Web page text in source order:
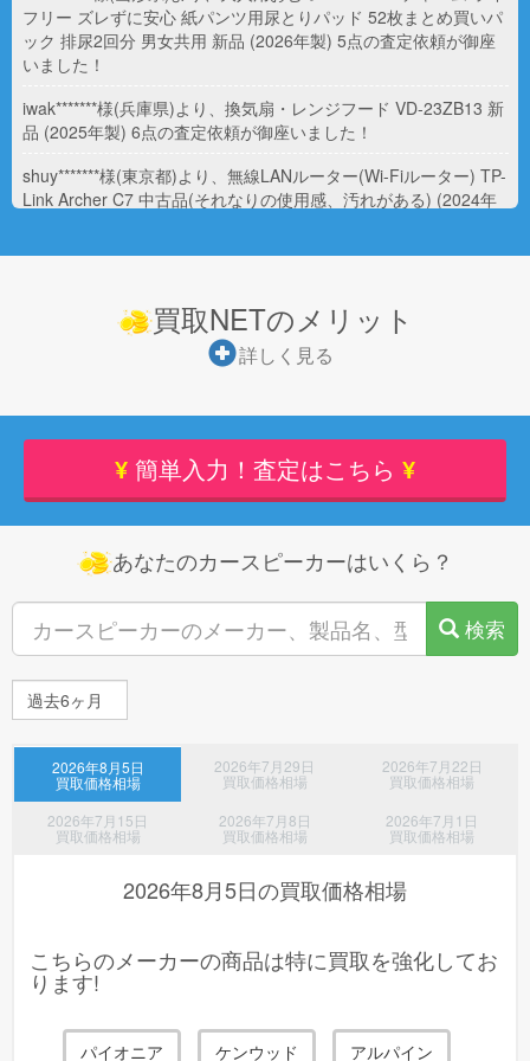
フリー ズレずに安心 紙パンツ用尿とりパッド 52枚まとめ買いパ
ック 排尿2回分 男女共用 新品 (2026年製) 5点の査定依頼が御座
いました！
iwak*******様(兵庫県)より、換気扇・レンジフード VD-23ZB13 新
品 (2025年製) 6点の査定依頼が御座いました！
shuy*******様(東京都)より、無線LANルーター(Wi-Fiルーター) TP-
Link Archer C7 中古品(それなりの使用感、汚れがある) (2024年
shuy*******様(東京都)より、無線LANルーター(Wi-Fiルーター)
free*******様(神奈川県)より、離乳食・ベビーフード レンジでチン
するハッピーレシピ たっぷり野菜のミートスパゲティ 新品6点
の査定依頼が御座いました！
するハッピーレシピ おやこどん風 新品4点の査定依頼が御座い
free*******様(神奈川県)より、離乳食・ベビーフード ◆キューピー
レンジでチン たっぷり野菜のチキンライス 9ヵ月頃〜 130g 新品
2点の査定依頼が御座いました！
free*******様(神奈川県)より、離乳食・ベビーフード レンジでチン
するハッピーレシピ まぐろと大根のわかめ入りごはん 新品1点
の査定依頼が御座いました！
redb*******様(東京都)より、大人用おむつ ライフリー リハビリパ
ンツ L 14枚入 新品 (2026年製) 4点の査定依頼が御座いました！
kuro*******様(茨城県)より、コーヒーメーカー HPM9640-PB 新品
(2026年製) 1点の査定依頼が御座いました！
t.m.*******様(東京都)より、ベビーカー 中古品(それなりの使用
感、汚れがある) (2021年製) 1点の査定依頼が御座いました！
態が良い) (2023年製) 1点の査定依頼が御座いました！
買取NETのメリット
詳しく見る
¥ 簡単入力！査定はこちら ¥
あなたのカースピーカーはいくら？
検索
2026年8月5日
買取価格相場
2026年7月29日
買取価格相場
2026年7月22日
買取価格相場
2026年7月15日
買取価格相場
2026年7月8日
買取価格相場
2026年7月1日
買取価格相場
2026年8月5日の買取価格相場
こちらのメーカーの商品は特に買取を強化してお
ります!
パイオニア ケンウッド アルパイン